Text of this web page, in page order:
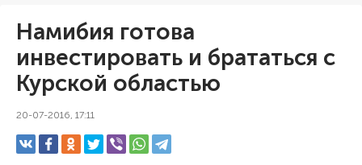
Намибия готова
инвестировать и брататься с
Курской областью
20-07-2016, 17:11